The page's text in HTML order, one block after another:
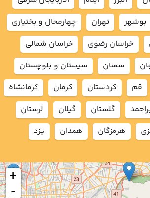
+
-
بوشهر تهران
چهارمحال و بختياري
خراسان رضوي
خراسان شمالي
سمنان
سيستان و بلوچستان
قم كردستان كرمان
كرمانشاه
گلستان گيلان
لرستان
هرمزگان همدان يزد